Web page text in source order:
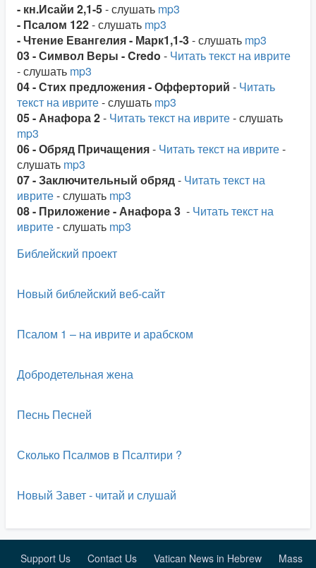
- кн.Исайи 2,1-5-слушать mp3
- Псалом 122-слушать mp3
- Чтение Евангелия - Марк1,1-3- слушать mp3
03 - Символ Веры - Credo - Читать текст на иврите
- слушать mp3
04 - Стих предложения - Офферторий - Читать
текст на иврите- слушать mp3
05 - Анафора 2- Читать текст на иврите- слушать
mp3
06 - Обряд Причащения- Читать текст на иврите-
слушать mp3
07 - Заключительный обряд- Читать текст на
иврите- слушать mp3
08 - Приложение - Анафора 3 - Читать текст на
иврите- слушать mp3
Библейский проект
Новый библейский веб-сайт
Псалом 1 – на иврите и арабском
Добродетельная жена
Песнь Песней
Сколько Псалмов в Псалтири ?
Новый Завет - читай и слушай
Support Us Contact Us Vatican News in Hebrew
Mass